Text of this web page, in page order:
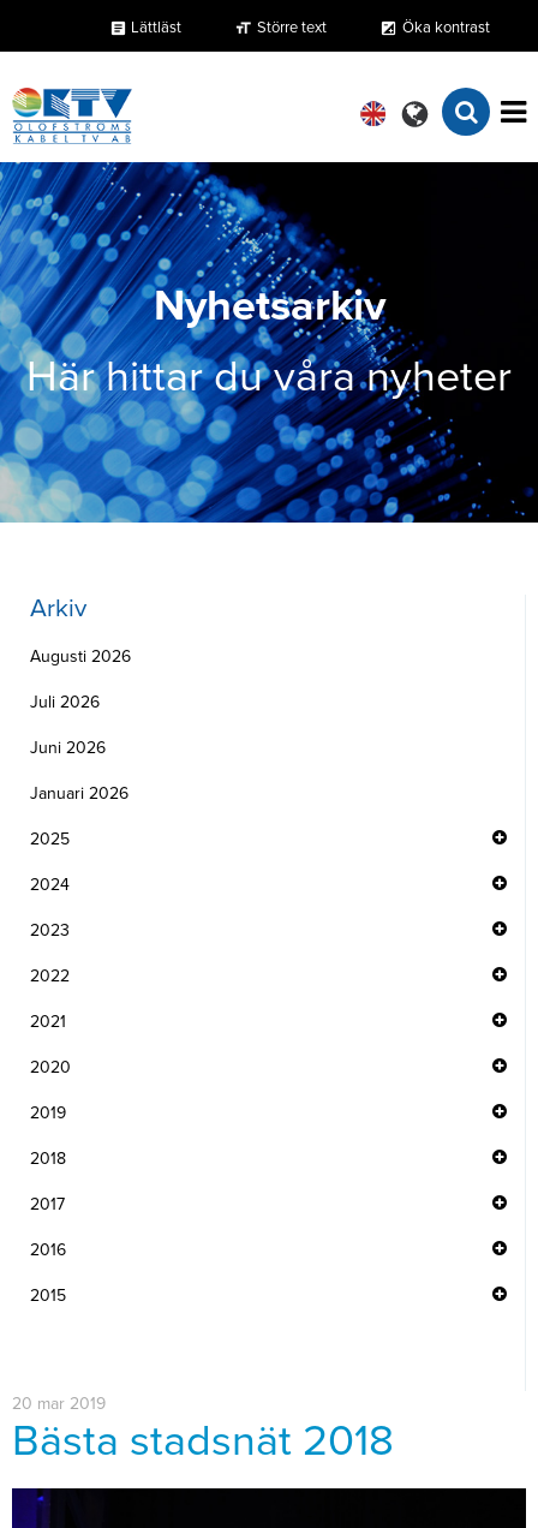
article Lättläst format_size Större text exposure Öka kontrast
Nyhetsarkiv
Här hittar du våra nyheter
Arkiv
Augusti 2026
Juli 2026
Juni 2026
Januari 2026
2025
2024
2023
2022
2021
2020
2019
2018
2017
2016
2015
20 mar 2019
Bästa stadsnät 2018